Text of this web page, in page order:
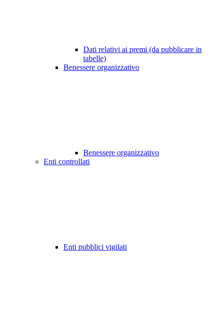
Dati relativi ai premi (da pubblicare in
tabelle)
Benessere organizzativo
Benessere organizzativo
Enti controllati
Enti pubblici vigilati